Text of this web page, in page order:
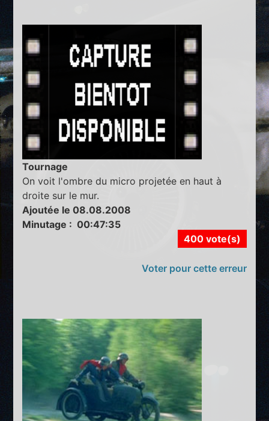
Tournage
On voit l'ombre du micro projetée en haut à
droite sur le mur.
Ajoutée le 08.08.2008
Minutage : 00:47:35
400 vote(s)
Voter pour cette erreur